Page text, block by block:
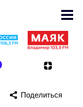
Поделиться